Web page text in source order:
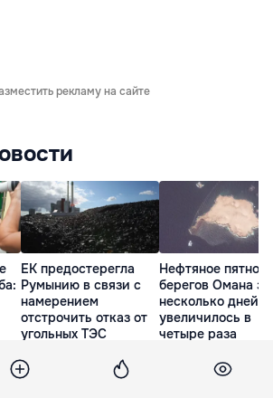
рекламу на сайте
ЕК предостерегла
Румынию в связи с
намерением
отстрочить отказ от
угольных ТЭС
Нефтяное пятно у
берегов Омана за
несколько дней
увеличилось в
четыре раза